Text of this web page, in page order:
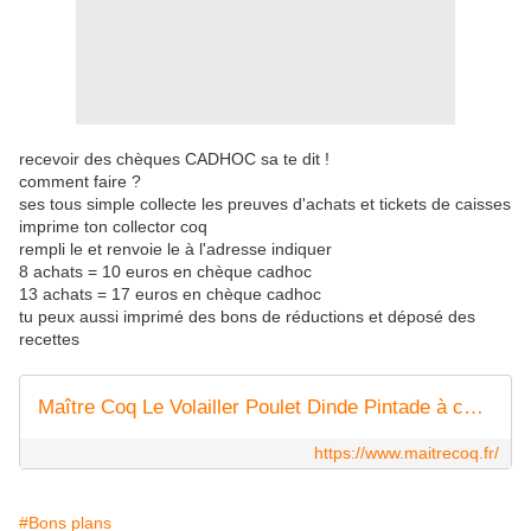
recevoir des chèques CADHOC sa te dit !
comment faire ?
ses tous simple collecte les preuves d'achats et tickets de caisses
imprime ton collector coq
rempli le et renvoie le à l'adresse indiquer
8 achats = 10 euros en chèque cadhoc
13 achats = 17 euros en chèque cadhoc
tu peux aussi imprimé des bons de réductions et déposé des
recettes
Maître Coq Le Volailler Poulet Dinde Pintade à cuisiner
https://www.maitrecoq.fr/
#Bons plans